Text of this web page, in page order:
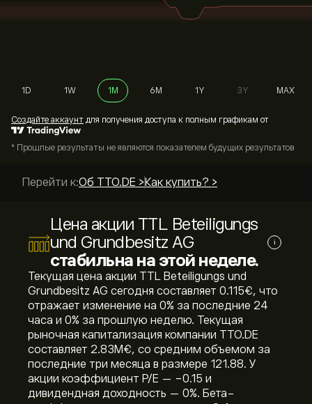
1D 1W 1M 6M 1Y 3Y MAX
Cоздайте аккаунт для получения доступа к полным графикам от
* Прошлые результаты не являются показателем будущих результатов
Перейти к:Об TTO.DE > Как купить? >
Цена акции TTL Beteiligungs
und Grundbesitz AG
стабильна на этой неделе.
i
Текущая цена акции TTL Beteiligungs und
Grundbesitz AG сегодня составляет 0.115‎€‎, что
отражает изменение на ‎0‎% за последние 24
часа и ‎0‎% за прошлую неделю. Текущая
рыночная капитализация компании TTO.DE
составляет 2.83M‎€‎, со средним объемом за
последние три месяца в размере 121.88. У
акции коэффициент P/E — -0.15 и
дивидендная доходность — 0%. Бета-